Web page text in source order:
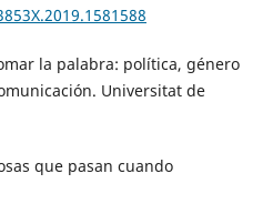
la palabra: política, género
Universitat de
que pasan cuando